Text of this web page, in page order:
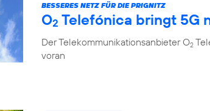
BESSERES NETZ FÜR DIE PRIGNITZ
O2 Telefónica bringt 5G
Der Telekommunikationsanbieter O2
voran